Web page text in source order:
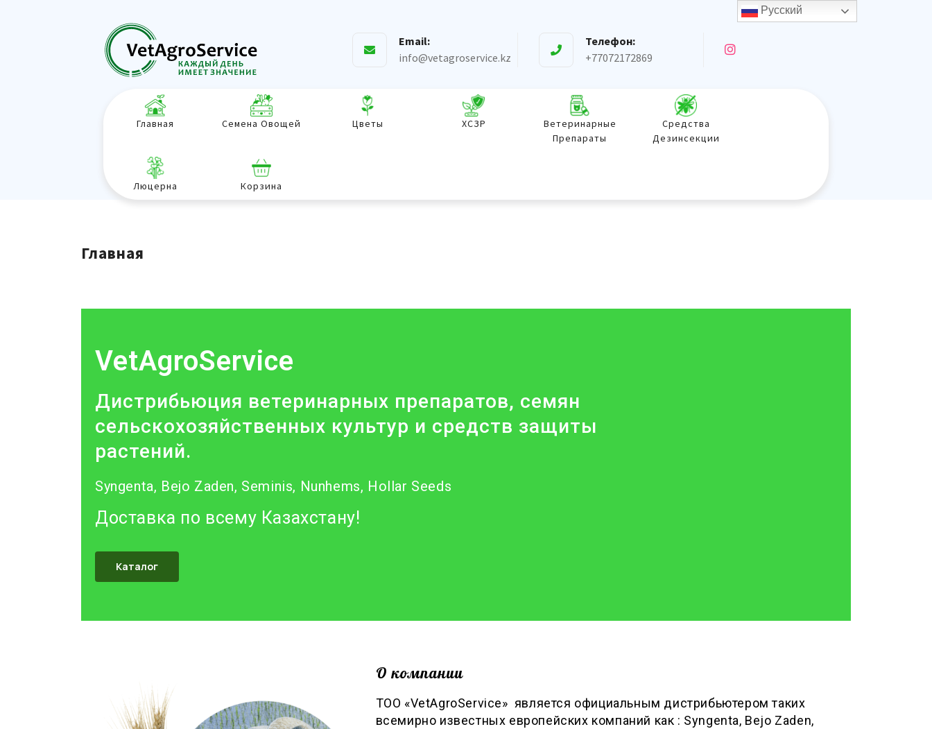
Email:
info@vetagroservice.kz
Телефон:
+77072172869
Главная Семена Овощей Цветы ХСЗР
Ветеринарные
Препараты
Средства
Дезинсекции
Люцерна Корзина
Главная
VetAgroService
Дистрибьюция ветеринарных препаратов, семян
сельскохозяйственных культур и средств защиты
растений.
Syngenta, Bejo Zaden, Seminis, Nunhems, Hollar Seeds
Доставка по всему Казахстану!
Каталог
О компании
ТОО «VetAgroService» является официальным дистрибьютером таких
всемирно известных европейских компаний как : Syngenta, Bejo Zaden,
Русский